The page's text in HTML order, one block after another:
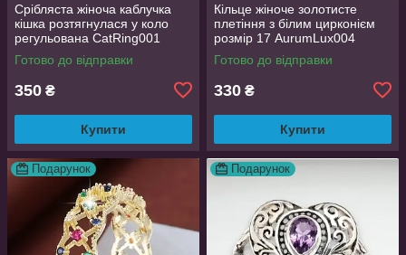
Срібляста жіноча каблучка
кішка розтягнулася у коло
регульована CatRing001
Готово до відправки
350 ₴
Купити
Кільце жіноче золотисте
плетіння з білим цирконієм
розмір 17 AurumLux004
Готово до відправки
330 ₴
Купити
Подарунок Подарунок